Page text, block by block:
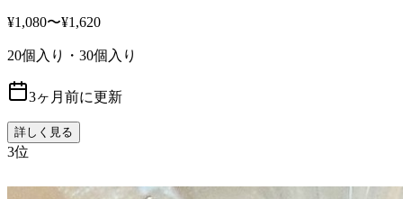
¥1,080〜¥1,620
20個入り・30個入り
3ヶ月前に更新
詳しく見る
3位